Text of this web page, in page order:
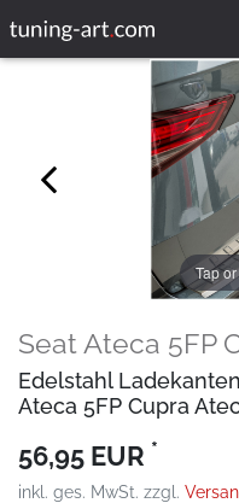
Tap
Seat Ateca 5FP
Edelstahl
Ateca 5FP Cupra
56,95 EUR *
inkl. ges. MwSt. zzgl.